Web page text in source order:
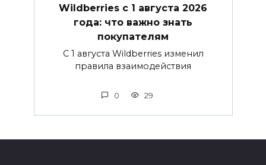
Wildberries с 1 августа 2026
года: что важно знать
покупателям
С 1 августа Wildberries изменил
правила взаимодействия
0 29